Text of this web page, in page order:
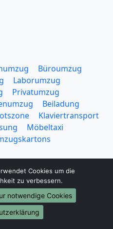
Büroumzug
Laborumzug
Privatumzug
Beiladung
Klaviertransport
Möbeltaxi
Cookies um die
zu verbessern.
notwendige Cookies